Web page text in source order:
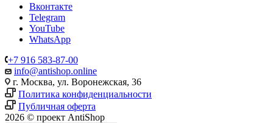
Вконтакте
Telegram
YouTube
WhatsApp
+7 916 583-87-00
info@antishop.online
г. Москва, ул. Воронежская, 36
Политика конфиденциальности
Публичная оферта
2026 © проект AntiShop